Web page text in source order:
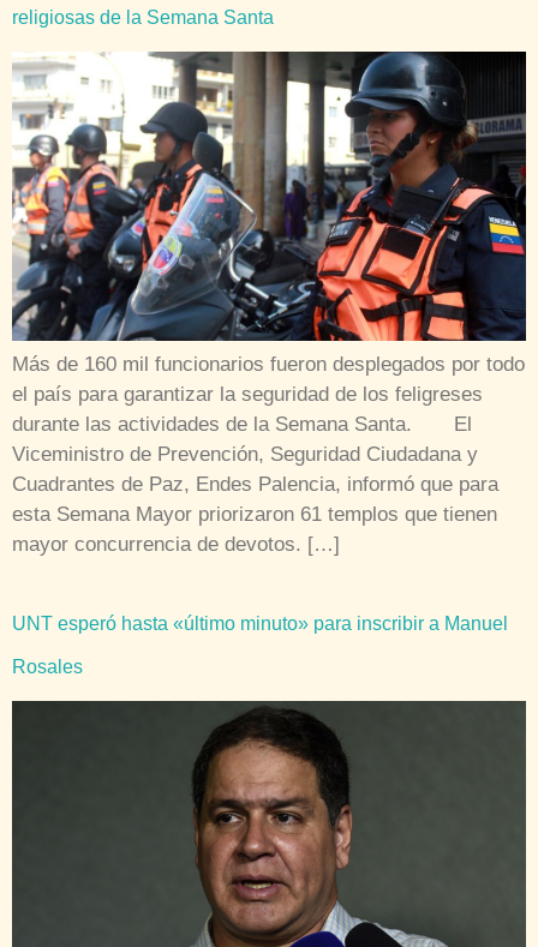
religiosas de la Semana Santa
Más de 160 mil funcionarios fueron desplegados por todo
el país para garantizar la seguridad de los feligreses
durante las actividades de la Semana Santa. El
Viceministro de Prevención, Seguridad Ciudadana y
Cuadrantes de Paz, Endes Palencia, informó que para
esta Semana Mayor priorizaron 61 templos que tienen
mayor concurrencia de devotos. […]
UNT esperó hasta «último minuto» para inscribir a Manuel
Rosales